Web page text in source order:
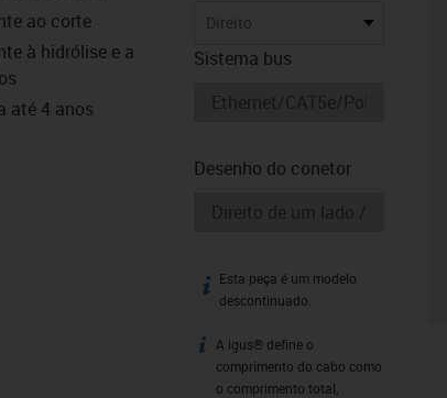
ao corte
à hidrólise e a
até 4 anos
Direito
Sistema bus
Desenho do conetor
igus-icon-info
Esta peça é um modelo
descontinuado.
igus-icon-info
A igus® define o
comprimento do cabo como
o comprimento total,